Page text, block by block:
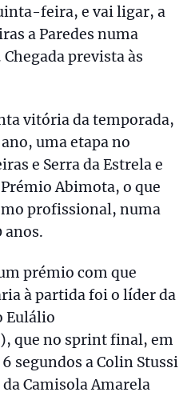
feira, e vai ligar, a
a Paredes numa
prevista às
vitória da temporada,
uma etapa no
e Serra da Estrela e
Abimota, o que
profissional, numa
anos.
prémio com que
à partida foi o líder da
Eulálio
que no sprint final, em
segundos a Colin Stussi
Camisola Amarela